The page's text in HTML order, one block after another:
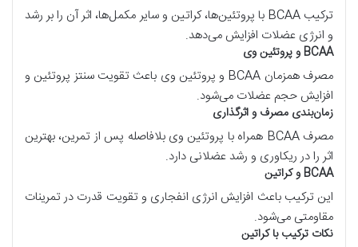
ترکیبBCAA با پروتئین‌ها، کراتین و سایر مکمل‌ها، اثر آن را بر رشد
و انرژی عضلات افزایش می‌دهد.
BCAAو پروتئین وی
مصرف همزمان BCAA و پروتئین وی باعث تقویت سنتز پروتئین و
افزایش حجم عضلات می‌شود.
زمان‌بندی مصرف و اثرگذاری
مصرفBCAA همراه با پروتئین وی بلافاصله پس از تمرین، بهترین
اثر را در ریکاوری و رشد عضلانی دارد.
BCAAو کراتین
این ترکیب باعث افزایش انرژی انفجاری و تقویت قدرت در تمرینات
مقاومتی می‌شود.
نکات ترکیب با کراتین